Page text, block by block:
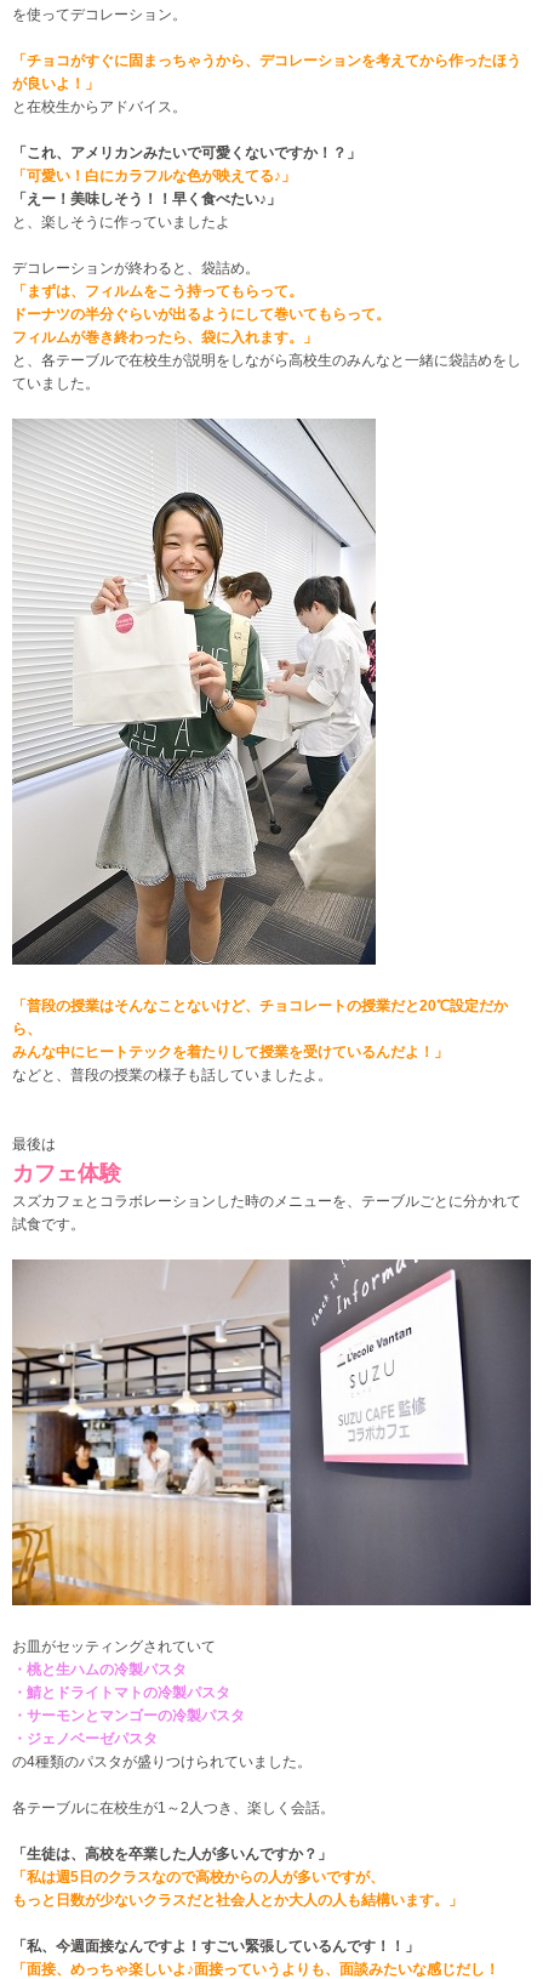
を使ってデコレーション。
「チョコがすぐに固まっちゃうから、デコレーションを考えてから作ったほう
が良いよ！」
と在校生からアドバイス。
「これ、アメリカンみたいで可愛くないですか！？」
「可愛い！白にカラフルな色が映えてる♪」
「えー！美味しそう！！早く食べたい♪」
と、楽しそうに作っていましたよ
デコレーションが終わると、袋詰め。
「まずは、フィルムをこう持ってもらって。
ドーナツの半分ぐらいが出るようにして巻いてもらって。
フィルムが巻き終わったら、袋に入れます。」
と、各テーブルで在校生が説明をしながら高校生のみんなと一緒に袋詰めをし
ていました。
「普段の授業はそんなことないけど、チョコレートの授業だと20℃設定だか
ら、
みんな中にヒートテックを着たりして授業を受けているんだよ！」
などと、普段の授業の様子も話していましたよ。
最後は
カフェ体験
スズカフェとコラボレーションした時のメニューを、 テーブルごとに分かれて
試食です。
お皿がセッティングされていて
・桃と生ハムの冷製パスタ
・鯖とドライトマトの冷製パスタ
・サーモンとマンゴーの冷製パスタ
・ジェノベーゼパスタ
の4種類のパスタが盛りつけられていました。
各テーブルに在校生が1～2人つき、楽しく会話。
「生徒は、高校を卒業した人が多いんですか？」
「私は週5日のクラスなので高校からの人が多いですが、
もっと日数が少ないクラスだと社会人とか大人の人も結構います。」
「私、今週面接なんですよ！ すごい緊張しているんです！！」
「面接、めっちゃ楽しいよ♪面接っていうよりも、面談みたいな感じだし！